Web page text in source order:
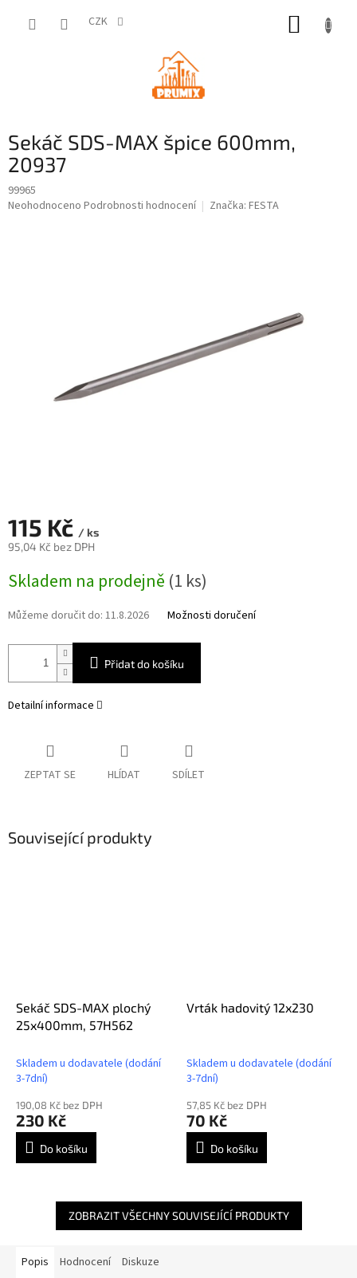
CZK
Sekáč SDS-MAX špice 600mm,
20937
99965
Průměrné
Neohodnoceno Podrobnosti hodnocení Značka: FESTA
115 Kč / ks
95,04 Kč bez DPH
cena:
Skladem na prodejně (1 ks)
Můžeme doručit do: 11.8.2026 Možnosti doručení
Přidat do košíku
Detailní informace
ZEPTAT SE HLÍDAT SDÍLET
Související produkty
Sekáč SDS-MAX plochý
25x400mm, 57H562
Skladem u dodavatele (dodání
3-7dní)
190,08 Kč bez DPH
230 Kč
Do košíku
Vrták hadovitý 12x230
Skladem u dodavatele (dodání
3-7dní)
57,85 Kč bez DPH
70 Kč
Do košíku
ZOBRAZIT VŠECHNY SOUVISEJÍCÍ PRODUKTY
Popis Hodnocení Diskuze